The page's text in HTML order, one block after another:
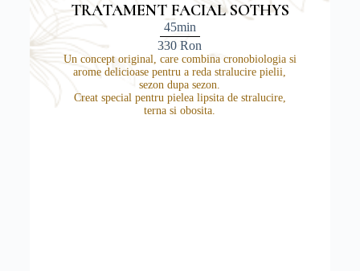
TRATAMENT FACIAL SOTHYS
45min
330 Ron
Un concept original, care combina cronobiologia si
arome delicioase pentru a reda stralucire pielii,
sezon dupa sezon.
Creat special pentru pielea lipsita de stralucire,
terna si obosita.